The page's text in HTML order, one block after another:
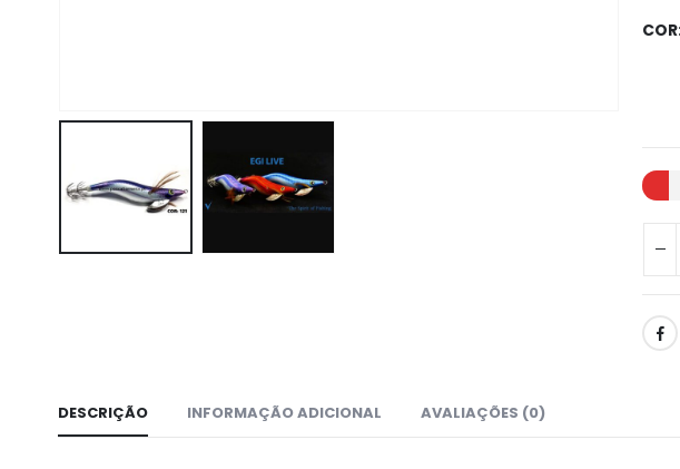
COR
DESCRIÇÃO INFORMAÇÃO ADICIONAL AVALIAÇÕES (0)